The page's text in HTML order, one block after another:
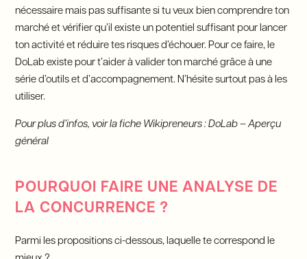
nécessaire mais pas suffisante si tu veux bien comprendre ton
marché et vérifier qu’il existe un potentiel suffisant pour lancer
ton activité et réduire tes risques d’échouer. Pour ce faire, le
DoLab existe pour t’aider à valider ton marché grâce à une
série d’outils et d’accompagnement. N’hésite surtout pas à les
utiliser.
Pour plus d’infos, voir la fiche Wikipreneurs : DoLab – Aperçu
général
POURQUOI FAIRE UNE ANALYSE DE
LA CONCURRENCE ?
Parmi les propositions ci-dessous, laquelle te correspond le